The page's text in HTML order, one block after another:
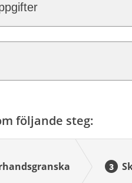
följande steg: